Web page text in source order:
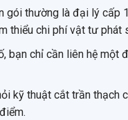
gói thường là đại lý cấp
thiểu chi phí vật tư phát
bạn chỉ cần liên hệ một
kỹ thuật cắt trần thạch